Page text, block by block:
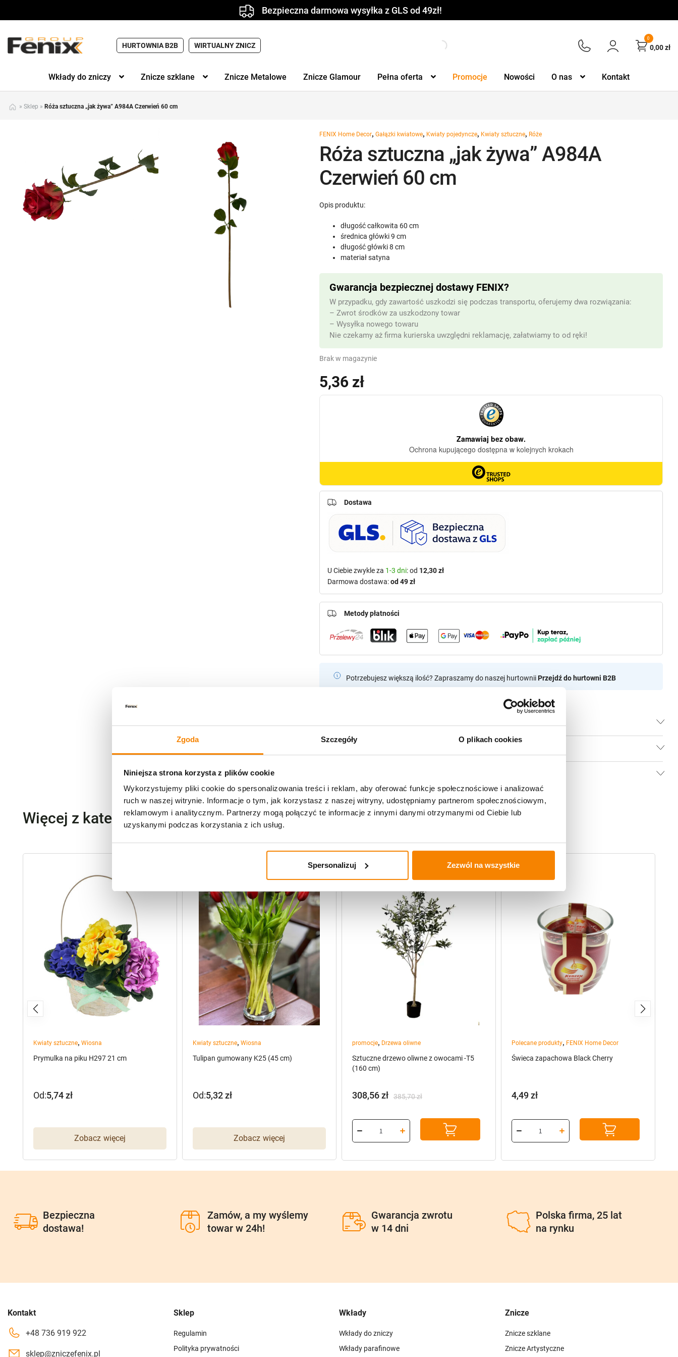
Zgoda Szczegóły O plikach cookies
Niniejsza strona korzysta z plików cookie
Wykorzystujemy pliki cookie do spersonalizowania treści i reklam, aby oferować funkcje społecznościowe i analizować
ruch w naszej witrynie. Informacje o tym, jak korzystasz z naszej witryny, udostępniamy partnerom społecznościowym,
reklamowym i analitycznym. Partnerzy mogą połączyć te informacje z innymi danymi otrzymanymi od Ciebie lub
uzyskanymi podczas korzystania z ich usług.
Spersonalizuj Zezwól na wszystkie
Bezpieczna darmowa wysyłka z GLS od 49zł!
HURTOWNIA B2B WIRTUALNY ZNICZ
0
0,00zł
Wkłady do zniczy Znicze szklane Znicze Metalowe Znicze Glamour Pełna oferta Promocje Nowości O nas Kontakt
» Sklep » Róża sztuczna „jak żywa” A984A Czerwień 60 cm
FENIX Home Decor,Gałązki kwiatowe, Kwiaty pojedyncze, Kwiaty sztuczne, Róże
Róża sztuczna „jak żywa” A984A
Czerwień 60 cm
5,36 zł
Opis produktu:
długość całkowita 60 cm
średnica główki 9 cm
długość główki 8 cm
materiał satyna
Brak w magazynie
Gwarancja bezpiecznej dostawy FENIX?
W przypadku, gdy zawartość uszkodzi się podczas transportu, oferujemy dwa rozwiązania:
– Zwrot środków za uszkodzony towar
– Wysyłka nowego towaru
Nie czekamy aż firma kurierska uwzględni reklamację, załatwiamy to od ręki!
Potrzebujesz większą ilość? Zapraszamy do naszej hurtowniiPrzejdź do hurtowni B2B
Dostawa
U Ciebie zwykle za 1-3 dni: od 12,30 zł
Darmowa dostawa:od 49 zł
Metody płatności
Specyfikacja
Więcej z kategorii FENIX Home Decor
Kwiaty sztuczne, Wiosna
Prymulka na piku H297 21 cm
Zobacz więcej
Od:5,74zł
Kwiaty sztuczne, Wiosna
Tulipan gumowany K25 (45 cm)
Zobacz więcej
Od:5,32zł
promocje, Drzewa oliwne
Sztuczne drzewo oliwne z owocami -T5
(160 cm)
- 20%
385,70zł
cena
wynosiła:
385,70 zł.
308,56zł
cena
wynosi:
308,56 zł.
Polecane produkty, FENIX Home Decor
Świeca zapachowa Black Cherry
4,49zł
Bezpieczna
dostawa!
Zamów, a my wyślemy
towar w 24h!
Gwarancja zwrotu
w 14 dni
Polska firma, 25 lat
na rynku
Kontakt
+48 736 919 922
sklep@zniczefenix.pl
Sklep
Regulamin
Polityka prywatności
Wkłady
Wkłady do zniczy
Wkłady parafinowe
Znicze
Znicze szklane
Znicze Artystyczne